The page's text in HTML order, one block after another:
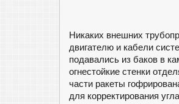
Никаких внешних
двигателю и кабели
подавались из баков в
огнестойкие стенки
части ракеты
для корректирования